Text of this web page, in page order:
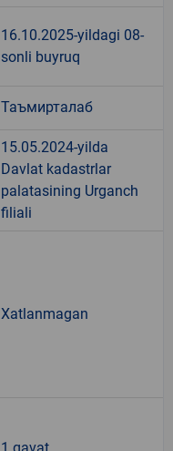
16.10.2025-yildagi 08-
sonli buyruq
Таъмирталаб
15.05.2024-yilda
Davlat kadastrlar
palatasining Urganch
filiali
Xatlanmagan